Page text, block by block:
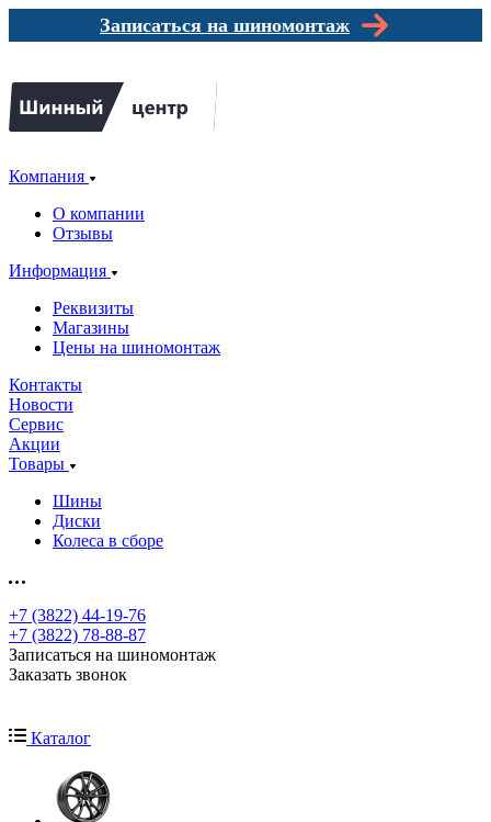
Записаться на шиномонтаж
Компания
О компании
Отзывы
Информация
Реквизиты
Магазины
Цены на шиномонтаж
Контакты
Новости
Сервис
Акции
Товары
Шины
Диски
Колеса в сборе
+7 (3822) 44-19-76
+7 (3822) 78-88-87
Записаться на шиномонтаж
Заказать звонок
Каталог